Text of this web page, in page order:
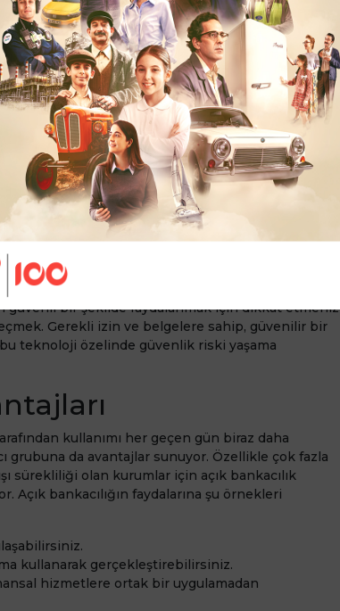
paylaşma konusu, kullanıcılarda güvenlik
Faaliyet Esasları ile Servis Modeli Bankacılığı
göre paylaşılıyor. Açık bankacılık hizmeti
Bankası tarafından denetleniyor.
güvenli bir şekilde faydalanmak için dikkat etmeniz
Gerekli izin ve belgelere sahip, güvenilir bir
bu teknoloji özelinde güvenlik riski yaşama
kullanımı her geçen gün biraz daha
grubuna da avantajlar sunuyor. Özellikle çok fazla
sürekliliği olan kurumlar için açık bankacılık
bankacılığın faydalarına şu örnekleri
kullanarak gerçekleştirebilirsiniz.
hizmetlere ortak bir uygulamadan